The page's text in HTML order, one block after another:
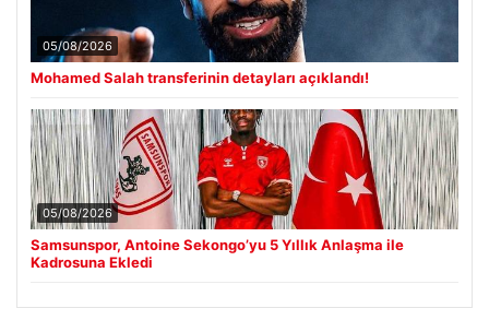
05/08/2026
Mohamed Salah transferinin detayları açıklandı!
05/08/2026
Samsunspor, Antoine Sekongo’yu 5 Yıllık Anlaşma ile
Kadrosuna Ekledi